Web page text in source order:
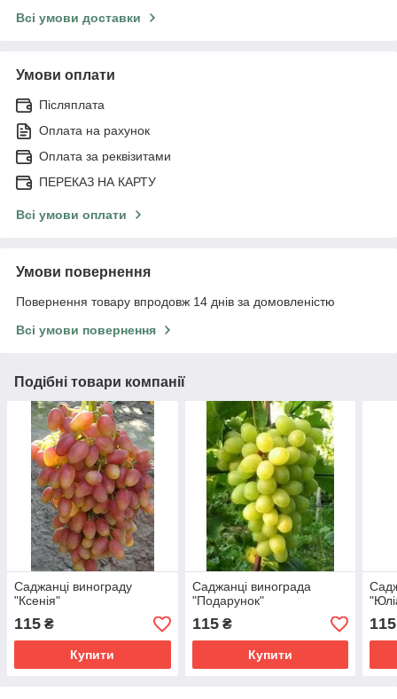
Всі умови доставки
Умови оплати
Післяплата
Оплата на рахунок
Оплата за реквізитами
ПЕРЕКАЗ НА КАРТУ
Всі умови оплати
Умови повернення
Повернення товару впродовж 14 днів за домовленістю
Всі умови повернення
Подібні товари компанії
Саджанці винограду
"Ксенія"
115 ₴
Купити
Саджанці винограда
"Подарунок"
115₴
Купити
115